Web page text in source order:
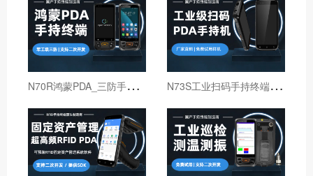
N
70R鸿蒙PDA_三防手持PDA终端_国产鸿蒙手持终端 N
73S工业扫码手持终端｜6寸仓库出入库PDA扫码枪